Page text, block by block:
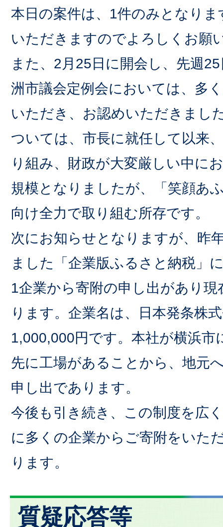
本日の案件は、1件のみとなり
いただきますのでよろしくお願
また、2月25日に開会し、先週
洲市議会定例会においては、多
いただき、お認めいただきまし
ついては、市長に就任して以来
り組み、財政が大変厳しい中に
規模となりましたが、「笑顔あ
向け全力で取り組む所存です。
次にお知らせとなりますが、昨
ました「企業版ふるさと納税」
1企業から寄附の申し出があり
ります。企業名は、日本発条株
1,000,000円です。本社が横浜市
先に工場があることから、地元
申し出であります。
今後も引き続き、この制度を広
に多くの企業からご寄附をいた
ります。
質疑応答等